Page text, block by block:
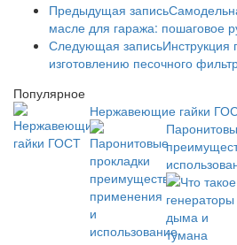
Предыдущая запись
масле для гаража: пошаговое
Следующая записьИнструкция
изготовлению песочного
Популярное
Нержавеющие гайки